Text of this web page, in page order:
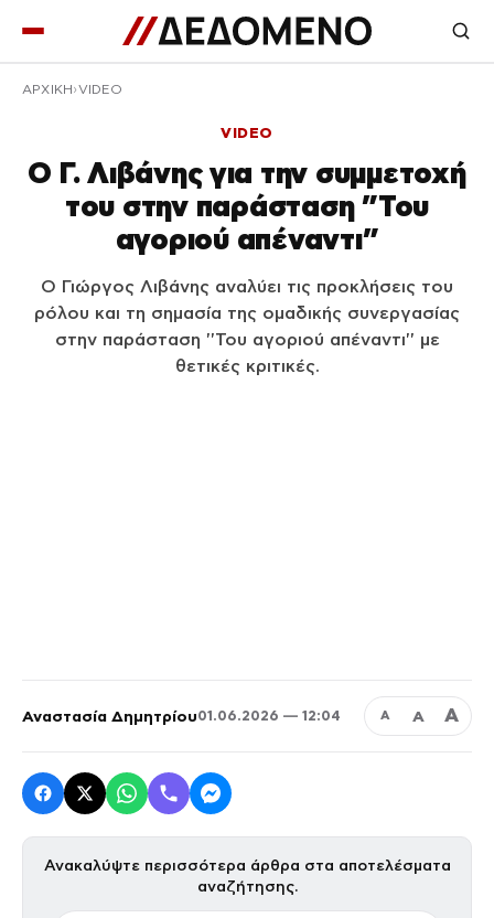
ΑΡΧΙΚΉ VIDEO
VIDEO
Ο Γ. Λιβάνης για την συμμετοχή
του στην παράσταση ”Του
αγοριού απέναντι”
Ο Γιώργος Λιβάνης αναλύει τις προκλήσεις του
ρόλου και τη σημασία της ομαδικής συνεργασίας
στην παράσταση ''Του αγοριού απέναντι'' με
θετικές κριτικές.
Αναστασία Δημητρίου01.06.2026 — 12:04 Α Α Α
Ανακαλύψτε περισσότερα άρθρα στα αποτελέσματα
αναζήτησης.